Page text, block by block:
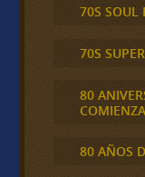
70S SOUL
70S
80
80 AÑOS